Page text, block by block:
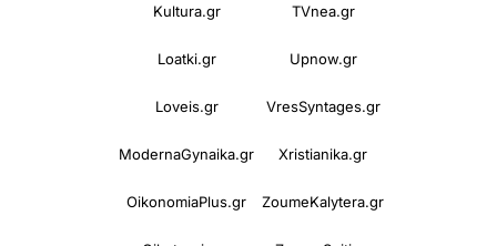
Kultura.gr TVnea.gr
Loatki.gr Upnow.gr
Loveis.gr VresSyntages.gr
ModernaGynaika.gr Xristianika.gr
OikonomiaPlus.gr ZoumeKalytera.gr